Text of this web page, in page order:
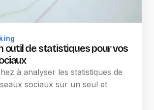
outil de statistiques pour vos
à analyser les statistiques de
sociaux sur un seul et